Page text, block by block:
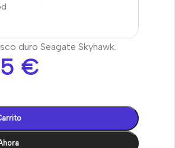
duro Seagate Skyhawk.
€